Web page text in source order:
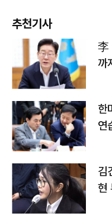
추천기사
李
까
한
연
김
현